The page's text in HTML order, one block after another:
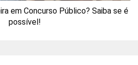
em Concurso Público? Saiba se é
possível!